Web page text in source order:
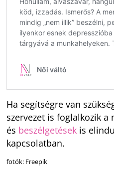
Ha segítségre van
szervezet is foglalkozik a
és beszélgetések is
kapcsolatban.
fotók: Freepik